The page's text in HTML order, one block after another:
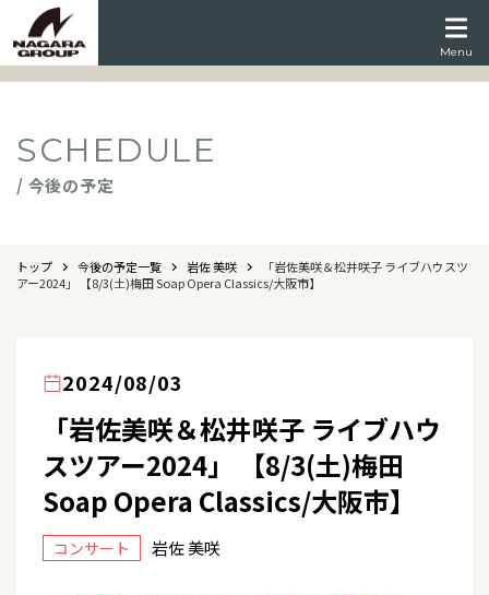
Menu
SCHEDULE
/ 今後の予定
トップ 今後の予定一覧 岩佐 美咲
「岩佐美咲＆松井咲子 ライブハウスツ
アー2024」 【8/3(土)梅田 Soap Opera Classics/大阪市】
2024/08/03
「岩佐美咲＆松井咲子 ライブハウ
スツアー2024」 【8/3(土)梅田
Soap Opera Classics/大阪市】
コンサート 岩佐 美咲